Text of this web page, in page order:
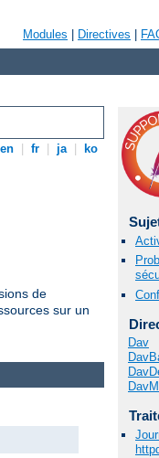
Modules Directives
en fr ja ko
de
sur un
Dav